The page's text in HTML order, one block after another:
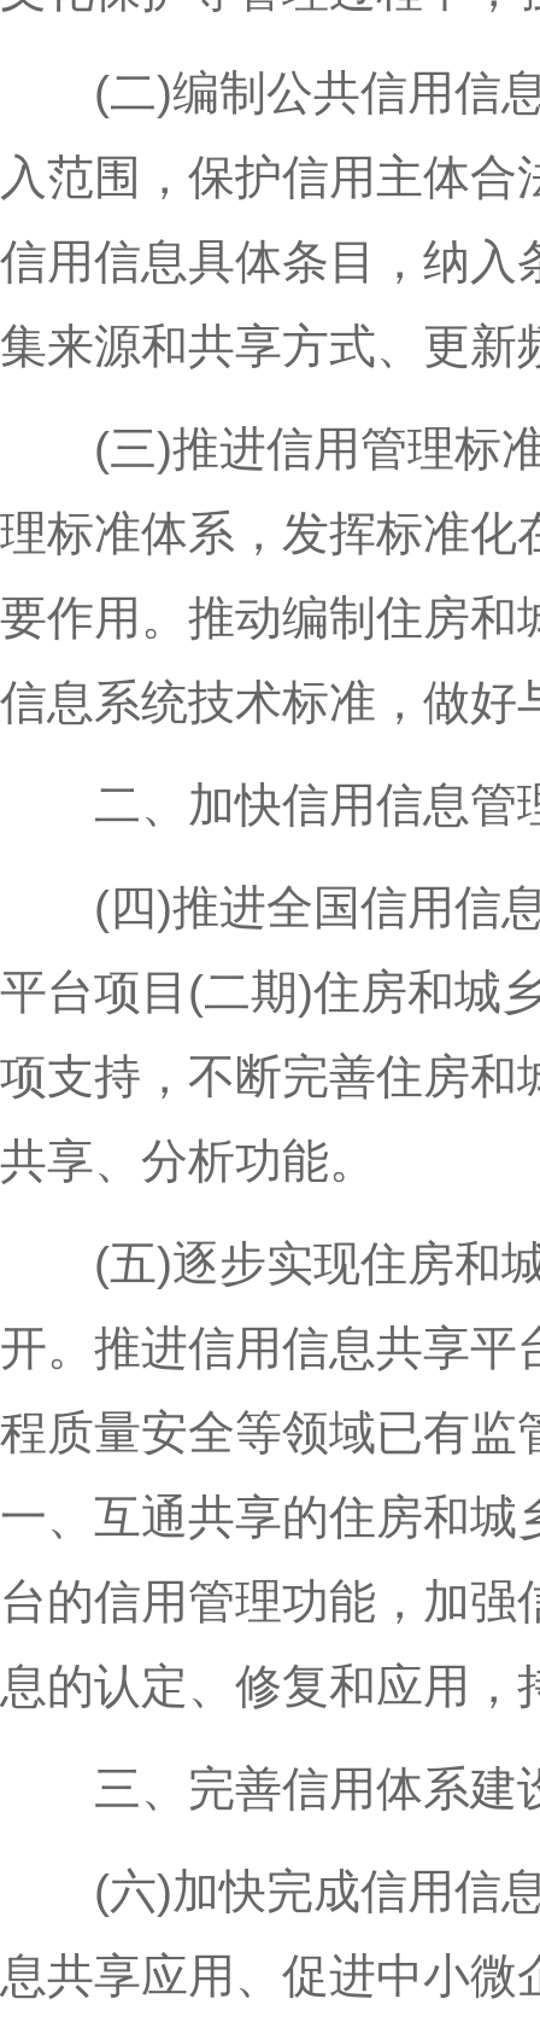
(二)编制公共信用信息
入范围，保护信用主体
信用信息具体条目，纳入
集来源和共享方式、更新
(三)推进信用管理标准
理标准体系，发挥标准化
要作用。推动编制住房和
信息系统技术标准，做好
二、加快信用信息管
(四)推进全国信用信息
平台项目(二期)住房和城
项支持，不断完善住房和
共享、分析功能。
(五)逐步实现住房和城
开。推进信用信息共享平
程质量安全等领域已有监
一、互通共享的住房和
台的信用管理功能，加
息的认定、修复和应用，
三、完善信用体系建
(六)加快完成信用信息
息共享应用、促进中小